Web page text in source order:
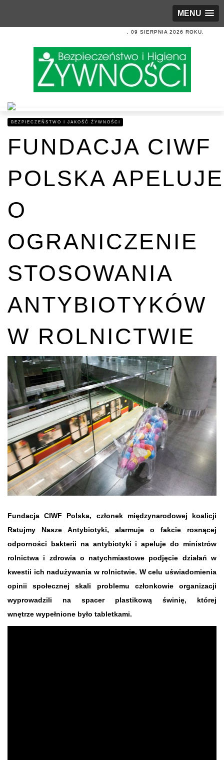
MENU
, 09 SIERPNIA 2026 ROKU.
BEZPIECZEŃSTWO I JAKOŚĆ ŻYWNOŚCI
FUNDACJA CIWF
POLSKA APELUJE
O
OGRANICZENIE
STOSOWANIA
ANTYBIOTYKÓW
W ROLNICTWIE
Fundacja CIWF Polska, członek międzynarodowej koalicji
Ratujmy Nasze Antybiotyki, alarmuje o fakcie rosnącej
odporności bakterii na antybiotyki i apeluje do ministrów
rolnictwa i zdrowia o natychmiastowe podjęcie działań w
kwestii ich nadużywania w rolnictwie. W celu uświadomienia
opinii społecznej skali problemu członkowie organizacji
wyprowadzili na spacer plastikową świnię, której
wnętrze wypełnione było tabletkami.